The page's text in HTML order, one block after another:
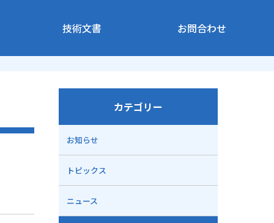
技術文書 お問合わせ
カテゴリー
お知らせ
トピックス
ニュース